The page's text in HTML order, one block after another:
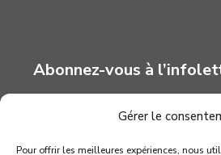
Gérer le
Pour offrir les meilleures expériences, nous
Abonnez-vous à